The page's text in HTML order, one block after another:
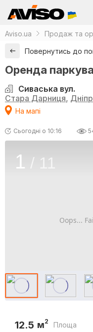
Aviso.ua Продаж та
Повернутись до
Оренда
Сиваська вул.
Стара Дарниця,
На мапі
Сьогодні о 10:16
Oops...
1 / 11
12.5 м2 Площа